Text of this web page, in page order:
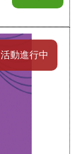
活動進行中